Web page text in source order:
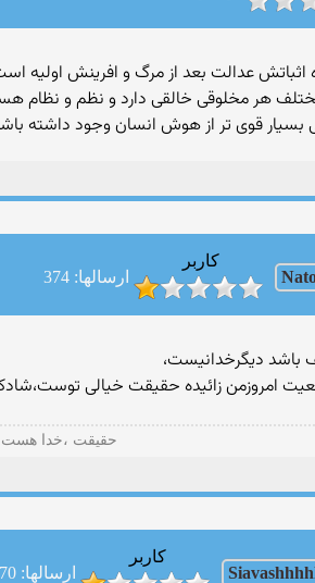
اثباتش عدالت بعد از مرگ و افرینش اولیه
هر مخلوقی خالقی دارد و نظم و نظام
قوی تر از هوش انسان وجود داشته باشه
کاربر
ارسالها: 374
دیگرخدانیست،
امروزمن زائیده حقیقت خیالی
حقیقت ،خدا
کاربر
ارسالها: 170